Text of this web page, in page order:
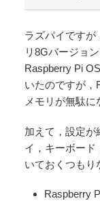
ラズパイですが
リ8Gバージョ
Raspberry Pi
いたのですが，
メモリが無駄に
加えて，設定が
イ，キーボード
いておくつもり
Raspberry